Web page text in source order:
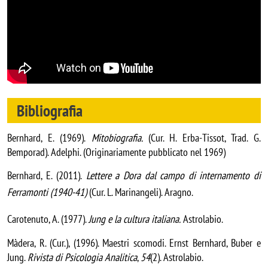
Bibliografia
Bernhard, E. (1969). Mitobiografia. (Cur. H. Erba-Tissot, Trad. G.
Bemporad). Adelphi. (Originariamente pubblicato nel 1969)
Bernhard, E. (2011). Lettere a Dora dal campo di internamento di
Ferramonti (1940-41)(Cur. L. Marinangeli). Aragno.
Carotenuto, A. (1977).Jung e la cultura italiana.Astrolabio.
Màdera, R. (Cur.), (1996). Maestri scomodi. Ernst Bernhard, Buber e
Jung.Rivista di Psicologia Analitica,54(2). Astrolabio.